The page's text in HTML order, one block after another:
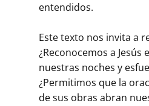
entendidos.
Este texto nos invita a
¿Reconocemos a Jesús
nuestras noches y
¿Permitimos que la
de sus obras abran